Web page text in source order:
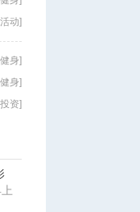
动]
身]
身]
资]